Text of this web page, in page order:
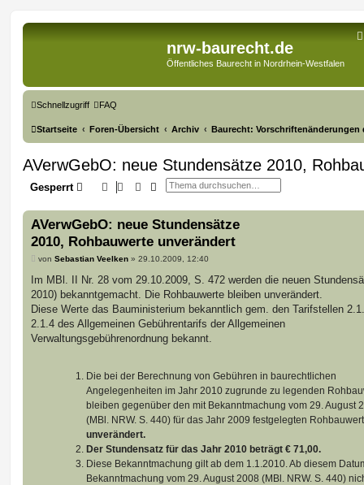
nrw-baurecht.de
Öffentliches Baurecht in Nordrhein-Westfalen
Schnellzugriff FAQ
Startseite Foren-Übersicht Archiv Baurecht: Vorschriftenänderungen
AVerwGebO: neue Stundensätze 2010,
Gesperrt SucheErweiterte Suche
AVerwGebO: neue Stundensätze
2010, Rohbauwerte unverändert
B
i
r
a
von Sebastian Veelken » 29.10.2009, 12:40
Im MBl. II Nr. 28 vom 29.10.2009, S. 472 werden die neuen
2010) bekanntgemacht. Die Rohbauwerte bleiben unverändert.
Diese Werte das Bauministerium bekanntlich gem. den Tarifstellen
2.1.4 des Allgemeinen Gebührentarifs der Allgemeinen
Verwaltungsgebührenordnung bekannt.
Die bei der Berechnung von Gebühren in baurechtlichen
Angelegenheiten im Jahr 2010 zugrunde zu legenden
bleiben gegenüber den mit Bekanntmachung vom 29. August
(MBl. NRW. S. 440) für das Jahr 2009 festgelegten
unverändert.
Der Stundensatz für das Jahr 2010 beträgt € 71,00.
Diese Bekanntmachung gilt ab dem 1.1.2010. Ab diesem
Bekanntmachung vom 29. August 2008 (MBl. NRW. S. 440)